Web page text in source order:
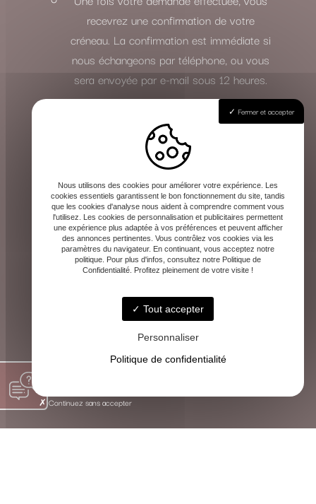
recevrez une confirmation de votre
créneau. La confirmation est immédiate si
nous échangeons par téléphone, ou vous
sera envoyée par e-mail sous 12 heures.
Effectuez votre règlement
Le paiement de la consultation s’effectue
en toute sécurité à l’avance, une fois le
rendez-vous validé. Les instructions de
paiement vous seront communiquées avec
la confirmation.
Cette méthode vous garantit la même qualité
d’écoute et de guidance, où que vous soyez.
Fermer et accepter
Nous utilisons des cookies pour améliorer votre expérience. Les
cookies essentiels garantissent le bon fonctionnement du site, tandis
que les cookies d'analyse nous aident à comprendre comment vous
l'utilisez. Les cookies de personnalisation et publicitaires permettent
une expérience plus adaptée à vos préférences et peuvent afficher
des annonces pertinentes. Vous contrôlez vos cookies via les
paramètres du navigateur. En continuant, vous acceptez notre
politique. Pour plus d'infos, consultez notre Politique de
Confidentialité. Profitez pleinement de votre visite !
Tout accepter
Personnaliser
Politique de confidentialité
Continuez sans accepter